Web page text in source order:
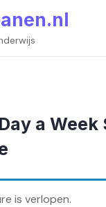
a Week
is verlopen.